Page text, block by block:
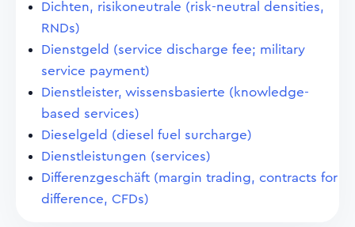
Dichten, risikoneutrale (risk-neutral densities,
RNDs)
Dienstgeld (service discharge fee; military
service payment)
Dienstleister, wissensbasierte (knowledge-
based services)
Dieselgeld (diesel fuel surcharge)
Dienstleistungen (services)
Differenzgeschäft (margin trading, contracts for
difference, CFDs)